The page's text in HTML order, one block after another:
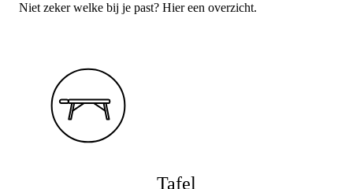
Niet zeker welke bij je past? Hier een overzicht.
Tafel